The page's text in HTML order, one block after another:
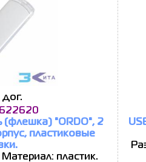
622620
(флешка) "ORDO", 2
пластиковые
пластик.